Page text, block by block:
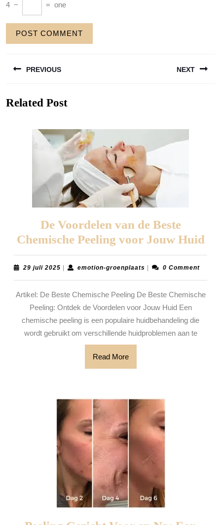
4 − = one
PREVIOUS
post:
NEXT
Related Post
De Voordelen van de Beste
Chemische Peeling voor Jouw HuidDe
de
29 juli 2025 29
| emotion-groenplaatsemotion-
| 0 Comment
Artikel: De Beste Chemische Peeling De Beste Chemische
Peeling: Ontdek de Voordelen voor Jouw Huid Een
chemische peeling is een populaire huidbehandeling die
wordt gebruikt om verschillende huidproblemen aan te
Read MoreRead
More